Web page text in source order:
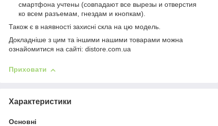
смартфона учтены (совпадают все вырезы и отверстия
ко всем разъемам, гнездам и кнопкам).
Також є в наявності захисні скла на цю модель.
Докладніше з цим та іншими нашими товарами можна
ознайомитися на сайті: distore.com.ua
Приховати
Характеристики
Основні